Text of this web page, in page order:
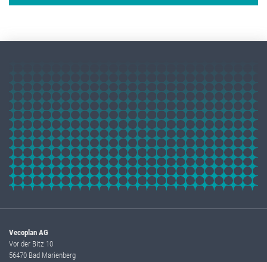
Vecoplan AG
Vor der Bitz 10
56470 Bad Marienberg